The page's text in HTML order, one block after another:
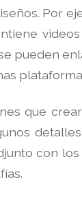
Por
pueden
que
con